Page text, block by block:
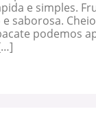
e simples.
saborosa.
podemos